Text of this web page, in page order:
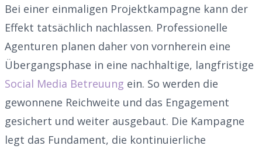
Bei einer einmaligen Projektkampagne kann der
Effekt tatsächlich nachlassen. Professionelle
Agenturen planen daher von vornherein eine
Übergangsphase in eine nachhaltige, langfristige
Social Media Betreuung ein. So werden die
gewonnene Reichweite und das Engagement
gesichert und weiter ausgebaut. Die Kampagne
legt das Fundament, die kontinuierliche